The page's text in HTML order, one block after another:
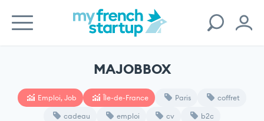
MAJOBBOX
Emploi, Job Île-de-France Paris coffret
cadeau emploi cv b2c